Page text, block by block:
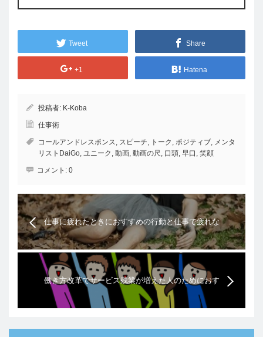
Tweet Share
+1 Hatena
投稿者: K-Koba
仕事術
コールアンドレスポンス スピーチ トーク ポジティブ
メンタ
リストDaiGo ユニーク 動画 動画の尺 口頭 早口 笑顔
コメント: 0
仕事に疲れたときにおすすめの行動と仕事で疲れな
くなる秘策
働き方改革でサービス残業が増えた人のためにおす
すめの5個の対策